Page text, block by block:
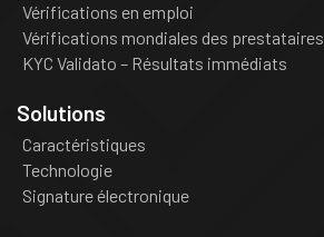
Vérifications en emploi
Vérifications mondiales des prestataires
KYC Validato – Résultats immédiats
Solutions
Caractéristiques
Technologie
Signature électronique